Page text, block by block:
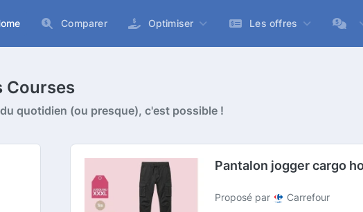
Comparer Optimiser Les offres
Courses
quotidien (ou presque), c'est possible !
Pantalon jogger cargo
Proposé par Carrefour